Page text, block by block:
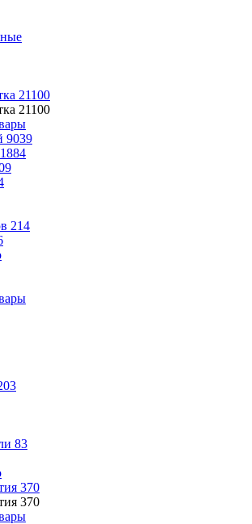
21100
21100
9039
1884
214
83
370
370